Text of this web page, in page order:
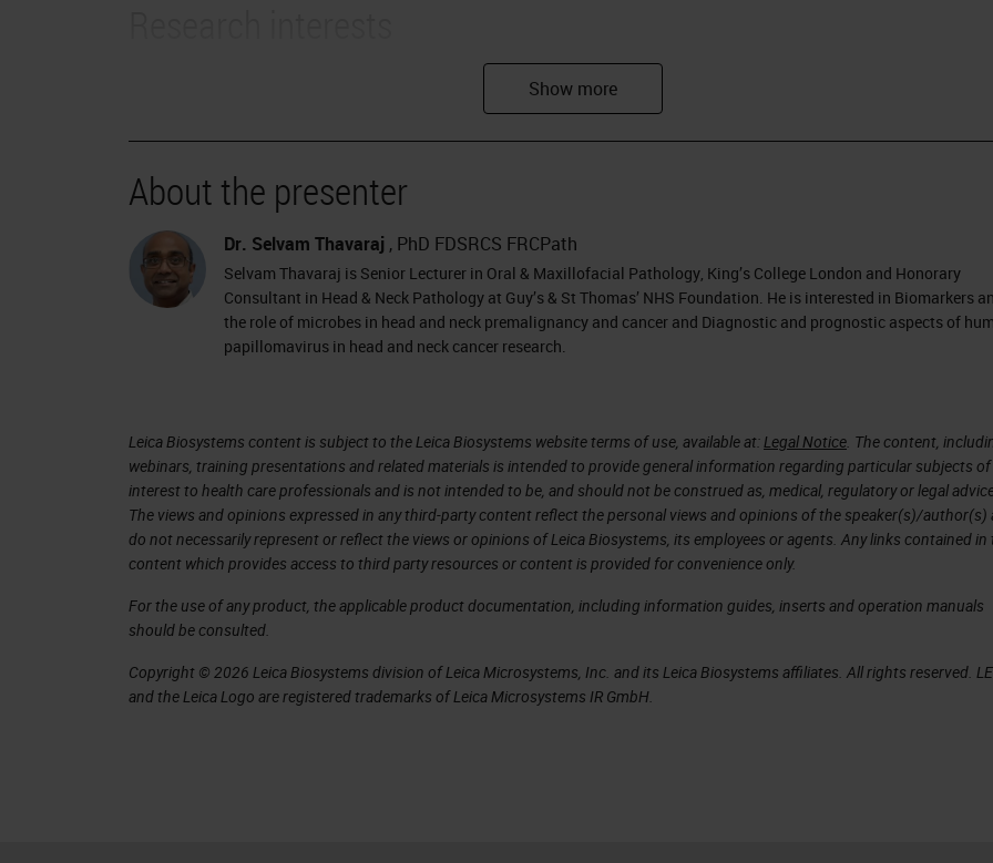
Biomarkers and the role of microbes in head and neck premalignancy and cancer
Diagnostic and prognostic aspects of human papillomavirus in head and neck
The webinar will include
Method used to conduct the study including study parameters
Discussion and results, including agreement with HPV DNA
ISH
and PCR
A chance to submit questions for feedback on the topic
About the presenter
Dr. Selvam Thavaraj , PhD FDSRCS FRCPath
Selvam Thavaraj is Senior Lecturer in Oral & Maxillofacial Pathology, King’s College London and Honorary
Consultant in Head & Neck Pathology at Guy’s & St Thomas’ NHS Foundation. He is interested in Biomarkers
the role of microbes in head and neck premalignancy and cancer and Diagnostic and prognostic aspects of
papillomavirus in head and neck cancer research.
Leica Biosystems content is subject to the Leica Biosystems website terms of use, available at: Legal Notice . The content,
webinars, training presentations and related materials is intended to provide general information regarding particular subjects of
interest to health care professionals and is not intended to be, and should not be construed as, medical, regulatory or legal
The views and opinions expressed in any third-party content reflect the personal views and opinions of the speaker(s)/author(s)
do not necessarily represent or reflect the views or opinions of Leica Biosystems, its employees or agents. Any links contained in
content which provides access to third party resources or content is provided for convenience only.
For the use of any product, the applicable product documentation, including information guides, inserts and operation manuals
should be consulted.
Copyright © 2026 Leica Biosystems division of Leica Microsystems, Inc. and its Leica Biosystems affiliates. All rights reserved.
and the Leica Logo are registered trademarks of Leica Microsystems IR GmbH.